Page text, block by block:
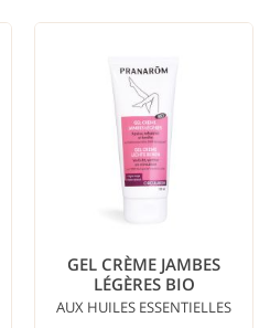
GEL CRÈME JAMBES
LÉGÈRES BIO
AUX HUILES ESSENTIELLES